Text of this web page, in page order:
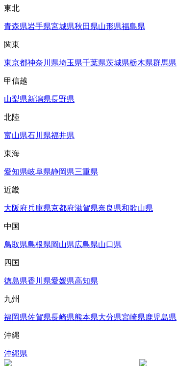
東北
青森県岩手県宮城県秋田県山形県福島県
関東
東京都神奈川県埼玉県千葉県茨城県栃木県群馬県
甲信越
山梨県新潟県長野県
北陸
富山県石川県福井県
東海
愛知県岐阜県静岡県三重県
近畿
大阪府兵庫県京都府滋賀県奈良県和歌山県
中国
鳥取県島根県岡山県広島県山口県
四国
徳島県香川県愛媛県高知県
九州
福岡県佐賀県長崎県熊本県大分県宮崎県鹿児島県
沖縄
沖縄県